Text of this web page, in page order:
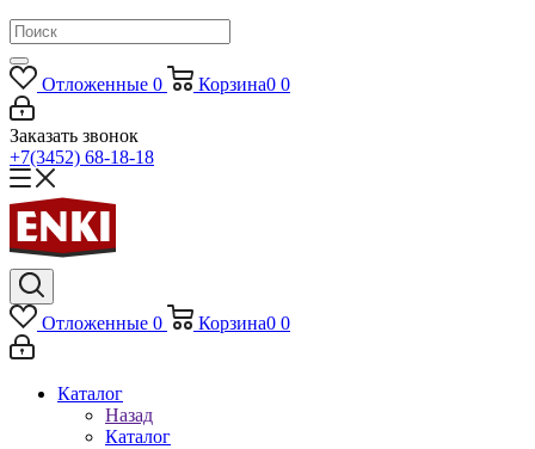
Отложенные 0 Корзина0 0
Заказать звонок
+7(3452) 68-18-18
Отложенные 0 Корзина0 0
Каталог
Назад
Каталог